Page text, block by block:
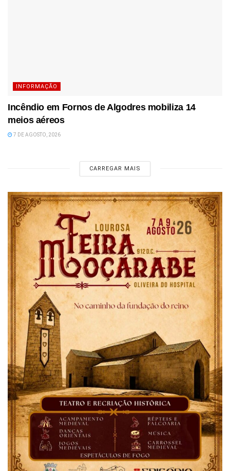
INFORMAÇÃO
Incêndio em Fornos de Algodres mobiliza 14
meios aéreos
7 DE AGOSTO, 2026
CARREGAR MAIS